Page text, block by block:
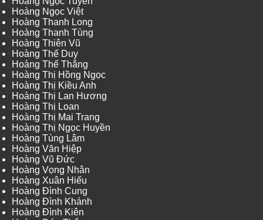
Hoàng Ngọc Việt
Hoàng Thanh Long
Hoàng Thanh Tùng
Hoàng Thiên Vũ
Hoàng Thế Duy
Hoàng Thế Thắng
Hoàng Thị Hồng Ngọc
Hoàng Thị Kiều Anh
Hoàng Thị Lan Hương
Hoàng Thị Loan
Hoàng Thị Mai Trang
Hoàng Thị Ngọc Huyền
Hoàng Tùng Lâm
Hoàng Văn Hiệp
Hoàng Vũ Đức
Hoàng Vọng Nhân
Hoàng Xuân Hiếu
Hoàng Đình Cung
Hoàng Đình Khánh
Hoàng Đình Kiên